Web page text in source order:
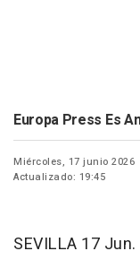
Europa Press Es
Miércoles, 17 junio 2026
Actualizado: 19:45
SEVILLA 17 Jun.